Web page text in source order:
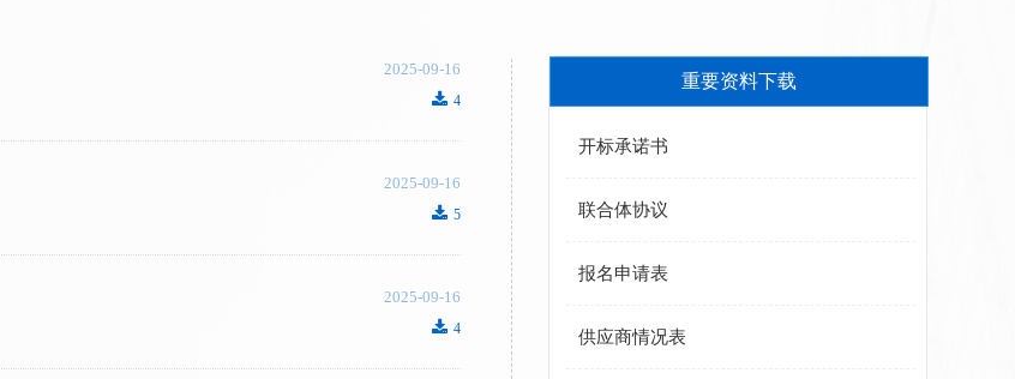
2025-09-16
끂 4
2025-09-16
끂 5
2025-09-16
끂 4
重要资料下载
开标承诺书
联合体协议
报名申请表
供应商情况表